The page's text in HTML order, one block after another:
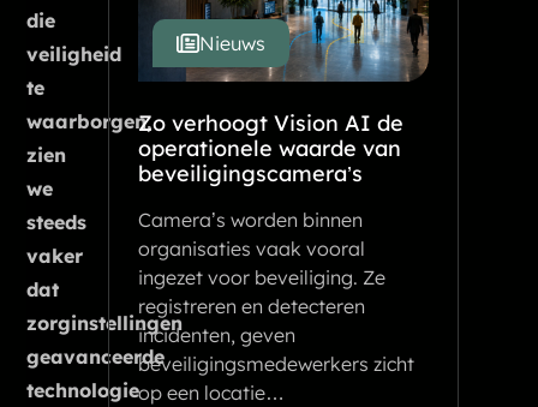
die
veiligheid
te
waarborgen,
zien
we
steeds
vaker
dat
zorginstellingen
geavanceerde
technologie
Zo verhoogt Vision AI de
operationele waarde van
beveiligingscamera’s
Camera’s worden binnen
organisaties vaak vooral
ingezet voor beveiliging. Ze
registreren en detecteren
incidenten, geven
beveiligingsmedewerkers zicht
op een locatie…
Nieuws